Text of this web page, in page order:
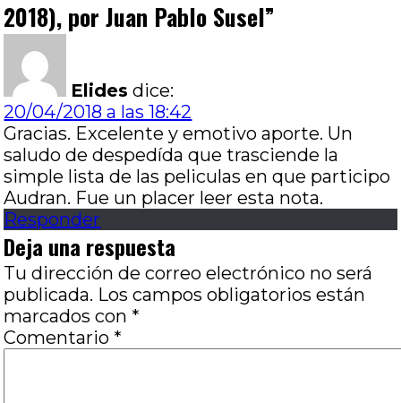
2018), por Juan Pablo Susel”
Elides dice:
20/04/2018 a las 18:42
Gracias. Excelente y emotivo aporte. Un
saludo de despedída que trasciende la
simple lista de las peliculas en que participo
Audran. Fue un placer leer esta nota.
Responder
Deja una respuesta
Tu dirección de correo electrónico no será
publicada. Los campos obligatorios están
marcados con *
Comentario *